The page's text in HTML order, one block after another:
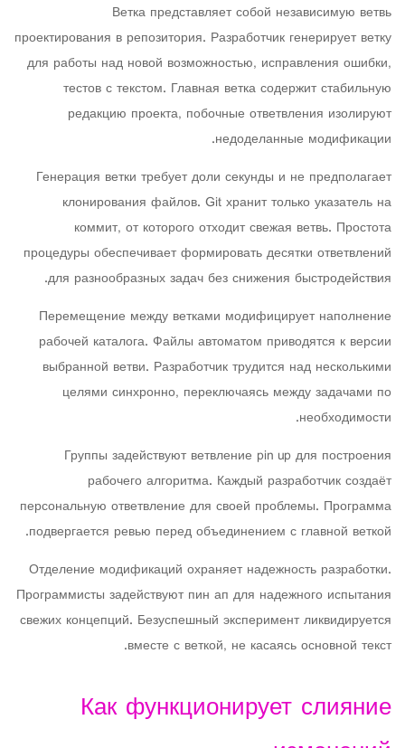
Ветка представляет собой независимую ветвь
проектирования в репозитория. Разработчик генерирует ветку
для работы над новой возможностью, исправления ошибки,
тестов с текстом. Главная ветка содержит стабильную
редакцию проекта, побочные ответвления изолируют
недоделанные модификации.
Генерация ветки требует доли секунды и не предполагает
клонирования файлов. Git хранит только указатель на
коммит, от которого отходит свежая ветвь. Простота
процедуры обеспечивает формировать десятки ответвлений
для разнообразных задач без снижения быстродействия.
Перемещение между ветками модифицирует наполнение
рабочей каталога. Файлы автоматом приводятся к версии
выбранной ветви. Разработчик трудится над несколькими
целями синхронно, переключаясь между задачами по
необходимости.
Группы задействуют ветвление pin up для построения
рабочего алгоритма. Каждый разработчик создаёт
персональную ответвление для своей проблемы. Программа
подвергается ревью перед объединением с главной веткой.
Отделение модификаций охраняет надежность разработки.
Программисты задействуют пин ап для надежного испытания
свежих концепций. Безуспешный эксперимент ликвидируется
вместе с веткой, не касаясь основной текст.
Как функционирует слияние